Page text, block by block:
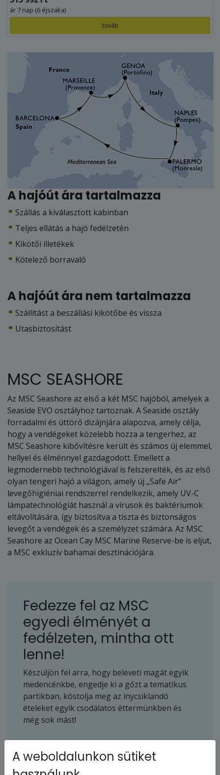
ár 7 nap (6 éjszaka)
továb
A hajóút ára tartalmazza
Szállás a kiválasztott kabinban
Teljes ellátás a hajó fedélzetén
Kikötői illetékek
Kötelező borravaló
A hajóút ára nem tartalmazza
Szállítást a beszállási kikötőbe és vissza
Utasbiztosítást
MSC SEASHORE
Az MSC Seashore az első a két MSC hajóból, amelyek a
Seaside EVO osztályhoz tartoznak. A Seaside osztály
forradalmi és úttörő dizájnjára alapozva, amely célja,
hogy a vendégeket közelebb hozza a tengerhez, az
MSC Seashore kibővítésre került és számos új elemmel,
hellyel és élménnyel gazdagodott. Emellett a
legmodernebb technológiával is felszerelték, és az első
olyan tengeri hajó a világon, amely új „Safe Air”
levegőhigiéniai rendszerrel rendelkezik, amely UV-C
lámpatechnológiát használ a vírusok és baktériumok
eltávolítására, így biztosítva a tiszta és biztonságos
levegőt a vendégek és a személyzet számára. Az MSC
Seashore az Ocean Cay MSC Marine Reserve-be is eljut,
a MSC exkluzív bahamai desztinációjára.
Fedezze fel az MSC
egyedi élményét a
fedélzeten, mintha ott
lenne!
Készüljön fel arra, hogy beleveti magát egyik
medencénkbe, engedje ki a gőzt a tematikus
partikban, kóstolja meg az ínycsiklandó
ételeket egyik csodálatos éttermünkben és
még sok mást!
A weboldalunkon sütiket